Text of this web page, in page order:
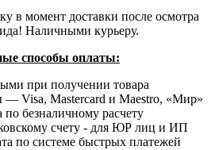
в момент доставки после осмотра
Наличными курьеру.
способы оплаты:
при получении товара
— Visa, Mastercard и Maestro, «Мир»
по безналичному расчету
счету - для ЮР лиц и ИП
по системе быстрых платежей